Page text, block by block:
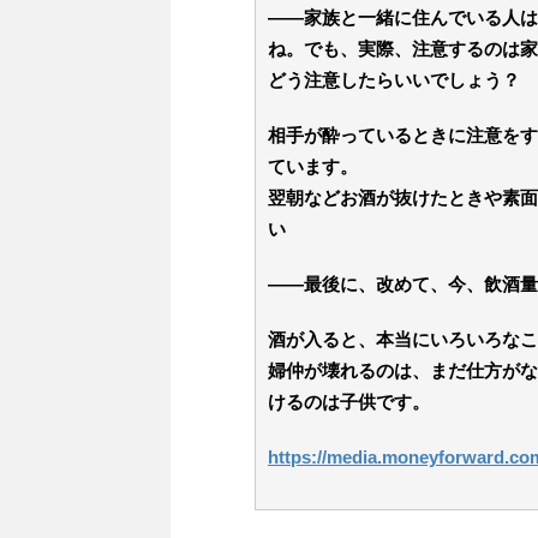
――家族と一緒に住んでいる人は
ね。でも、実際、注意するのは
どう注意したらいいでしょう？
相手が酔っているときに注意を
ています。
翌朝などお酒が抜けたときや素
い
――最後に、改めて、今、飲酒
酒が入ると、本当にいろいろな
婦仲が壊れるのは、まだ仕方が
けるのは子供です。
https://